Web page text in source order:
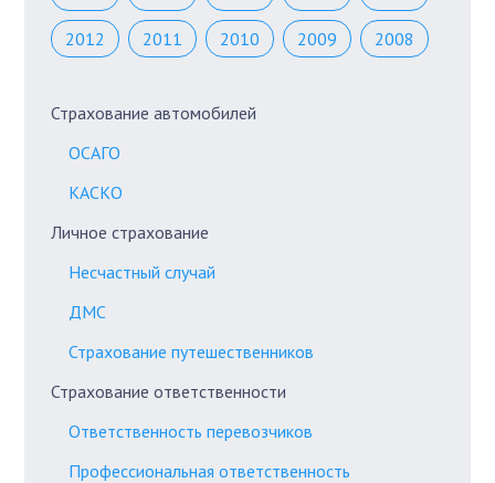
2012 2011 2010 2009 2008
Страхование автомобилей
ОСАГО
КАСКО
Личное страхование
Несчастный случай
ДМС
Страхование путешественников
Страхование ответственности
Ответственность перевозчиков
Профессиональная ответственность